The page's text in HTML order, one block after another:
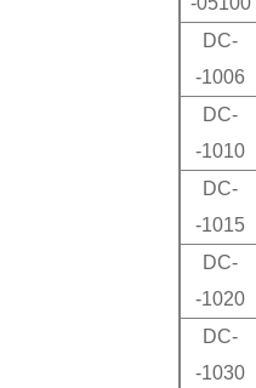
DC-
-1006
DC-
-1010
DC-
-1015
DC-
-1020
DC-
-1030